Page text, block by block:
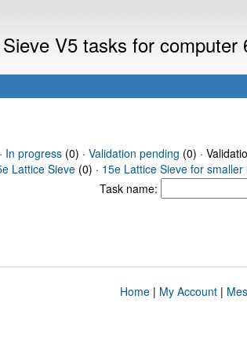
V5 tasks for computer
In progress(0) · Validation pending (0) ·
Lattice Sieve (0) · 15e Lattice Sieve for
Task name:
Home| My Account|